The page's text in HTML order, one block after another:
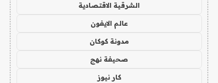
الشرقية الاقتصادية
عالم الايفون
مدونة كوكان
صحيفة نهج
كار نيوز